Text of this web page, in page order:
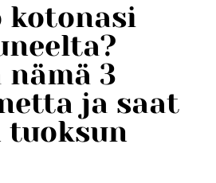
kotonasi
3
ja saat
tuoksun